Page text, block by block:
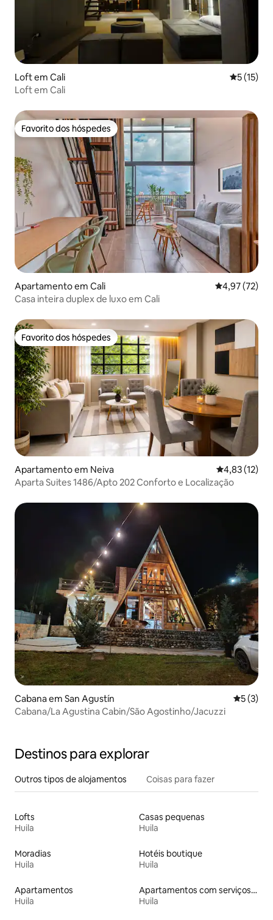
Loft em Cali
5 (15)
Loft em Cali
Favorito dos hóspedes
Favorito dos hóspedes
Apartamento em Cali Classificação
4,97 (72)
Casa inteira duplex de luxo em Cali
Favorito dos hóspedes
Favorito dos hóspedes
Apartamento em Neiva Classificação
4,83 (12)
Aparta Suites 1486/Apto 202 Conforto e Localização
Cabana em San Agustín
5 (3)
Cabana/La Agustina Cabin/São Agostinho/Jacuzzi
Destinos para explorar
Outros tipos de alojamentos Coisas para fazer
Lofts
Huila
Casas pequenas
Huila
Moradias
Huila
Hotéis boutique
Huila
Apartamentos
Huila
Apartamentos com serviços incluídos
Huila